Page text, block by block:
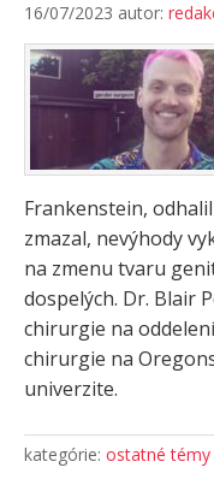
16/07/2023 autor:
Frankenstein,
zmazal, nevýhody
na zmenu tvaru
dospelých. Dr. Blair
chirurgie na
chirurgie na
univerzite.
kategórie: ostatné témy